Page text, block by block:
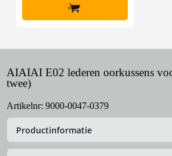
+
AIAIAI E02 lederen oorkussens
twee)
Artikelnr: 9000-0047-0379
Productinformatie